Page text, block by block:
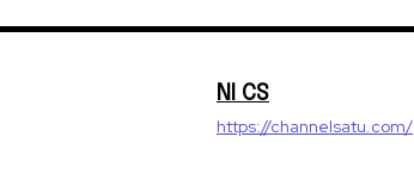
NI CS
https://channelsatu.com/